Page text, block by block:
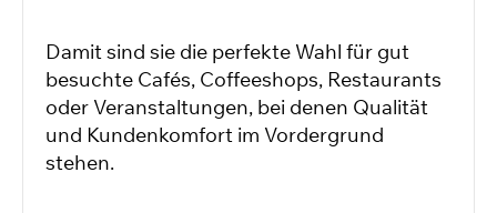
Damit sind sie die perfekte Wahl für gut
besuchte Cafés, Coffeeshops, Restaurants
oder Veranstaltungen, bei denen Qualität
und Kundenkomfort im Vordergrund
stehen.